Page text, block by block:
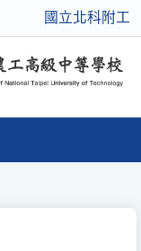
國立北科附工